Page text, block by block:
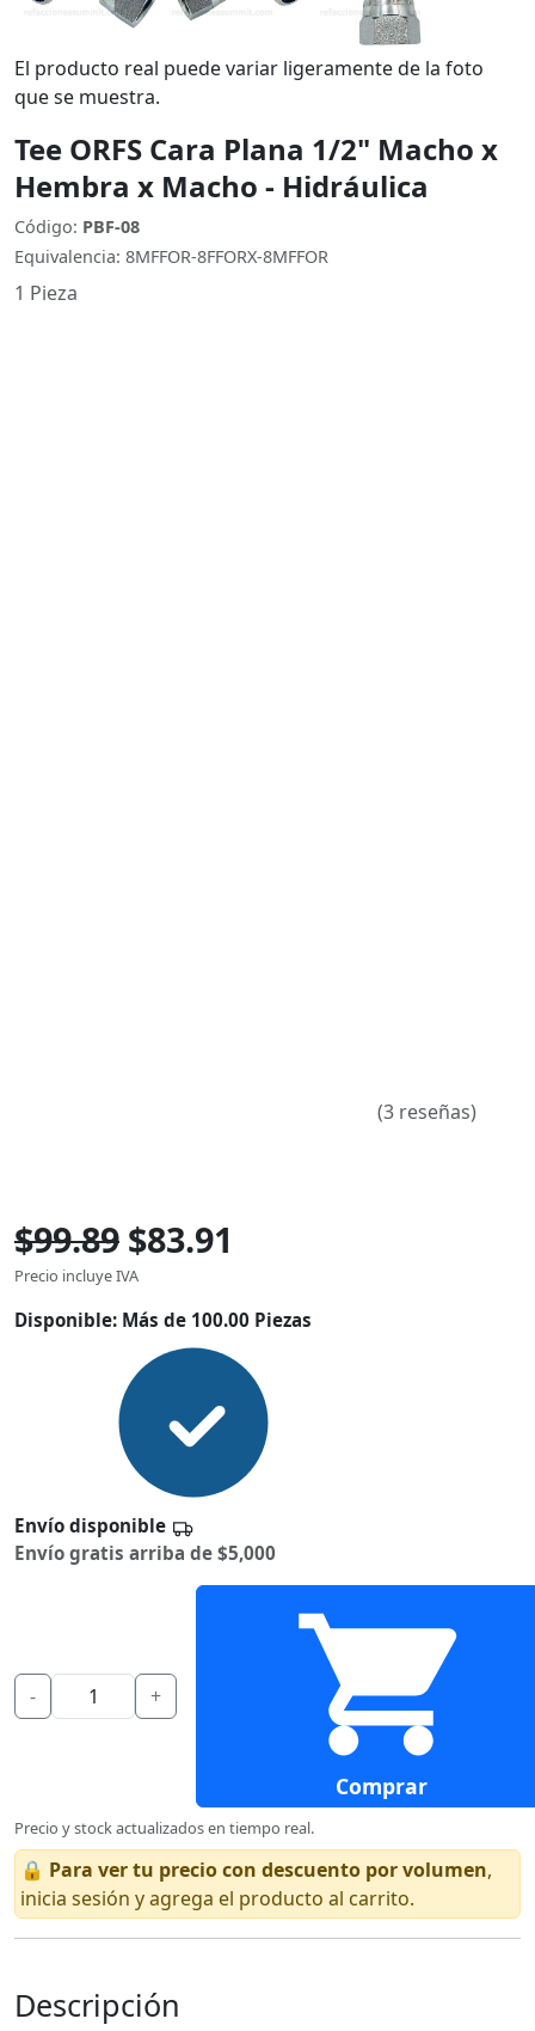
El producto real puede variar ligeramente de la foto
que se muestra.
Tee ORFS Cara Plana 1/2" Macho x
Hembra x Macho - Hidráulica
Código: PBF-08
Equivalencia: 8MFFOR-8FFORX-8MFFOR
1 Pieza
(3 reseñas)
$99.89 $83.91
Precio incluye IVA
Disponible: Más de 100.00 Piezas
Envío disponible
Envío gratis arriba de $5,000
- +
Comprar
Precio y stock actualizados en tiempo real.
🔒 Para ver tu precio con descuento por volumen,
inicia sesión y agrega el producto al carrito.
Descripción